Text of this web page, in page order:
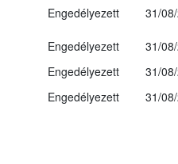
Engedélyezett
31/
Engedélyezett
31/
Engedélyezett
31/
Engedélyezett 31/